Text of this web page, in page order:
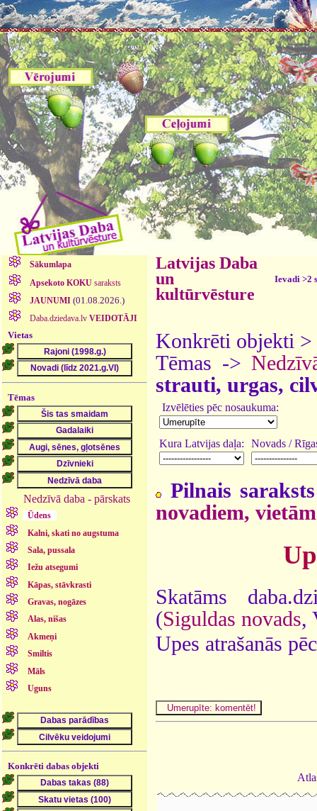
Sākumlapa
Apsekoto KOKUsaraksts
JAUNUMI (01.08.2026.)
Daba.dziedava.lv VEIDOTĀJI
Vietas
Tēmas
Nedzīvā daba - pārskats
Ūdens
Kalni, skati no augstuma
Sala, pussala
Iežu atsegumi
Kāpas, stāvkrasti
Gravas, nogāzes
Alas, nišas
Akmeņi
Smiltis
Māls
Uguns
Konkrēti dabas objekti
Latvijas Daba
un
kultūrvēsture
Ievadi >2
Konkrēti objekti >
Tēmas ->
strauti, urgas,
Izvēlēties pēc nosaukuma:
Kura Latvijas daļa: Novads /
Pilnais
novadiem, vietām
Skatāms
(Siguldas novads,
Upes atrašanās